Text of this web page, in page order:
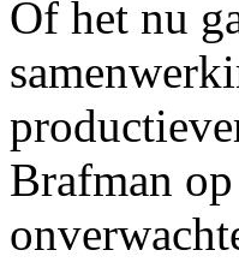
Of het nu
Brafman